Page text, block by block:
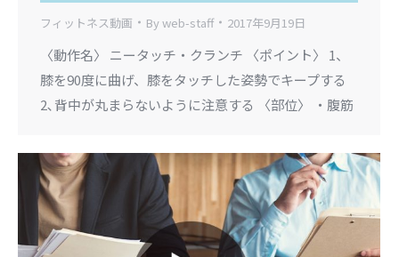
フィットネス動画 Byweb-staff 2017年9月19日
〈動作名〉 ニータッチ・クランチ 〈ポイント〉 1、
膝を90度に曲げ、膝をタッチした姿勢でキープする
2､背中が丸まらないように注意する 〈部位〉 ・腹筋